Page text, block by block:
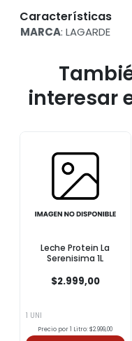
Características
MARCA: LAGARDE
interesar
Leche Protein La
Serenisima 1L
$2.999,00
1 UNI
Precio por 1 Litro: $2.999,00